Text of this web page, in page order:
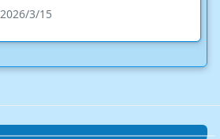
2026/3/15